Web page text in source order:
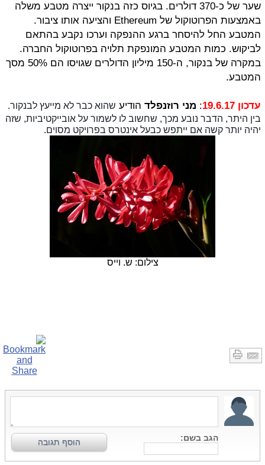
שער של כ-370 דולרים. בגיוס כזה בנקור ייצרה מטבע משלה
באמצעות הפרוטוקול של Ethereum והציעה אותו ציבור.
המטבע החל להיסחר ברגע ההנפקה וערכו נקבע בהתאם
לביקוש. כמות המטבע המונפקת תלויה בפרוטוקול החברה.
במקרה של בנקור, ה-150 מיליון הדולרים שגויסו הם 50% מסך
המטבע.
עדכון 19.6.17 : מני רוזנפלד הודיע שהוא כבר לא מייעץ לבנקור.
בין היתר, הדבר נובע מכך, שחשוב לו לשמור על אובייקטיביות, שזה
יהיה יותר קשה אם ייתפש כבעל אינטרס בפרויקט מסוים.
צילום: ש. וייס